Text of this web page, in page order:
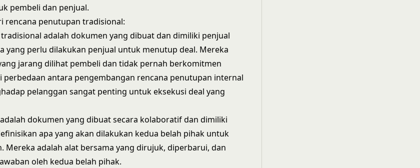
pembeli dan penjual.
rencana penutupan tradisional:
adalah dokumen yang dibuat dan dimiliki penjual
yang perlu dilakukan penjual untuk menutup deal. Mereka
jarang dilihat pembeli dan tidak pernah berkomitmen
perbedaan antara pengembangan rencana penutupan internal
pelanggan sangat penting untuk eksekusi deal yang
dokumen yang dibuat secara kolaboratif dan dimiliki
apa yang akan dilakukan kedua belah pihak untuk
Mereka adalah alat bersama yang dirujuk, diperbarui, dan
oleh kedua belah pihak.